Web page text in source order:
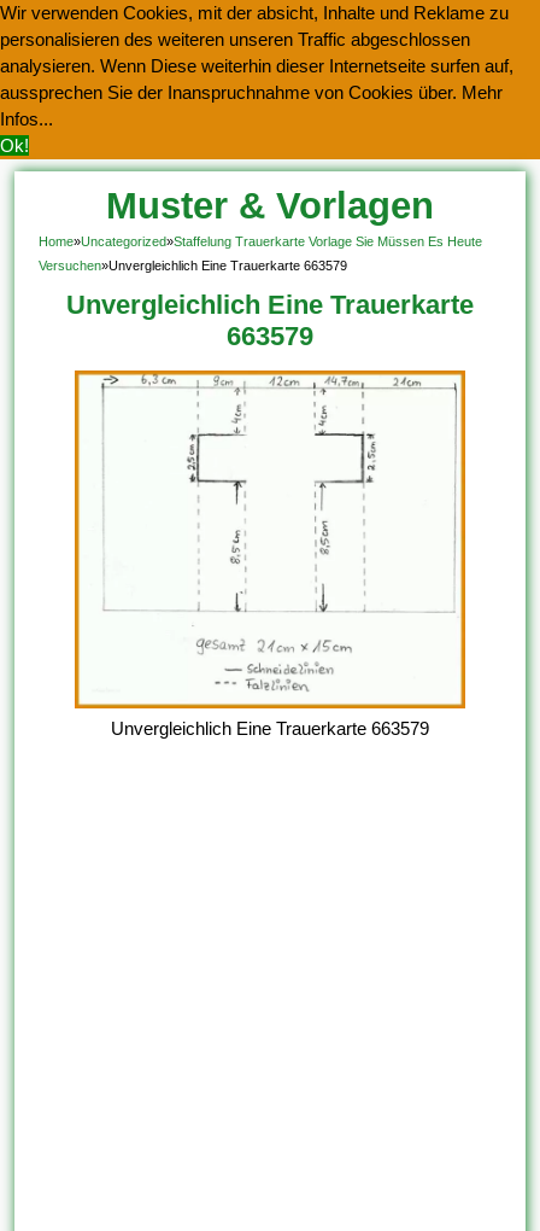
Wir verwenden Cookies, mit der absicht, Inhalte und Reklame zu
personalisieren des weiteren unseren Traffic abgeschlossen
analysieren. Wenn Diese weiterhin dieser Internetseite surfen auf,
aussprechen Sie der Inanspruchnahme von Cookies über. Mehr
Infos...
Ok!
Muster & Vorlagen
Kostenlos Herunterladen
Home»Uncategorized»Staffelung Trauerkarte Vorlage Sie Müssen Es Heute
Versuchen»Unvergleichlich Eine Trauerkarte 663579
Unvergleichlich Eine Trauerkarte
663579
Unvergleichlich Eine Trauerkarte 663579